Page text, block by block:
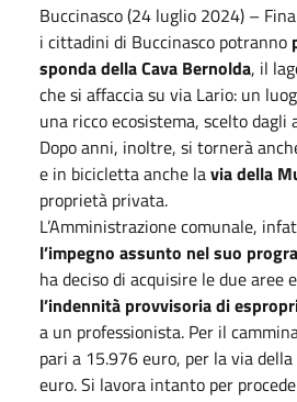
Buccinasco (24 luglio 2024) –
i cittadini di Buccinasco potranno
sponda della Cava Bernolda, il
che si affaccia su via Lario: un
una ricco ecosistema, scelto
Dopo anni, inoltre, si tornerà
e in bicicletta anche lavia della
proprietà privata.
L’Amministrazione comunale,
l’impegno assunto nel suo
ha deciso di acquisire le due aree
l’indennità provvisoria di
a un professionista. Per il
pari a 15.976 euro, per la via
euro. Si lavora intanto per